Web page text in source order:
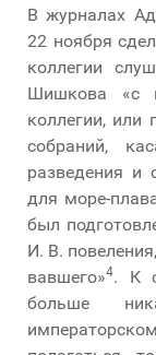
В журналах
22 ноября
коллегии
Шишкова «с
коллегии, или
собраний,
разведения и
для море-
был
И. В.
вавшего»4. К
больше